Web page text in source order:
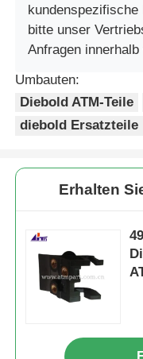
bitte unser
Anfragen
Umbauten:
Diebold ATM-Teile
diebold Ersatzteile
Erhalten